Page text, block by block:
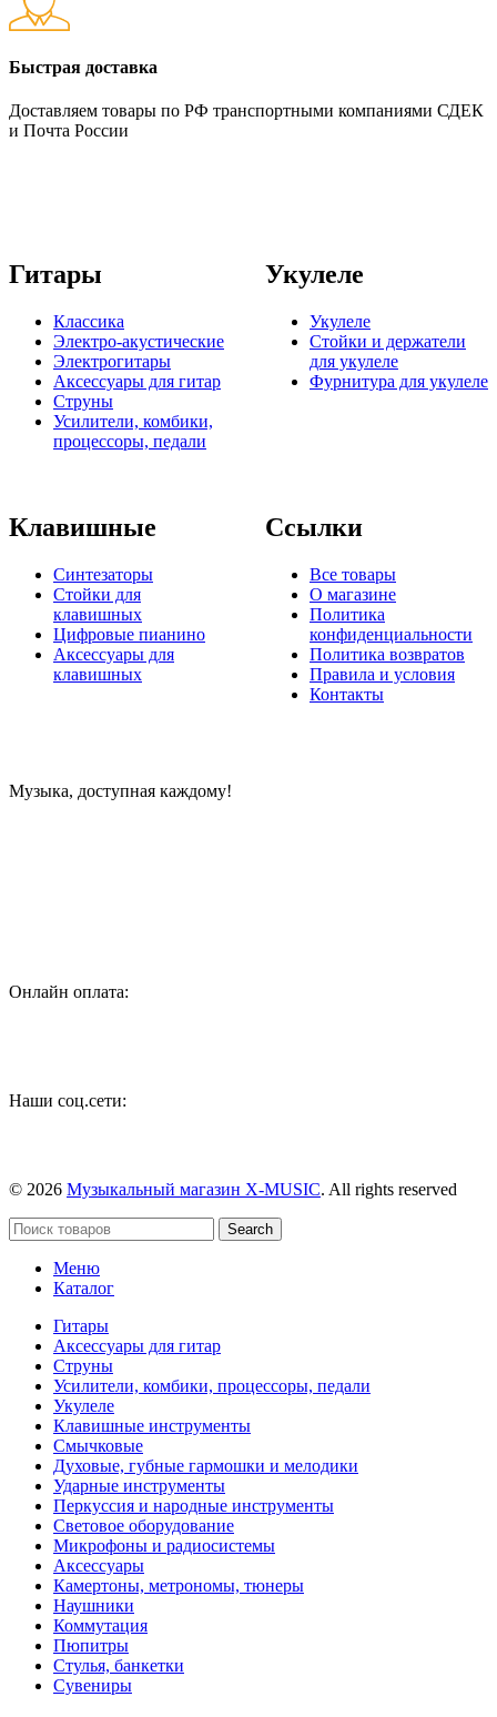
Быстрая доставка
Доставляем товары по РФ транспортными компаниями СДЕК
и Почта России
Гитары
Классика
Электро-акустические
Электрогитары
Аксессуары для гитар
Струны
Усилители, комбики,
процессоры, педали
Укулеле
Укулеле
Стойки и держатели
для укулеле
Фурнитура для укулеле
Клавишные
Синтезаторы
Стойки для
клавишных
Цифровые пианино
Аксессуары для
клавишных
Ссылки
Все товары
О магазине
Политика
конфиденциальности
Политика возвратов
Правила и условия
Контакты
Музыка, доступная каждому!
Онлайн оплата:
Наши соц.сети:
© 2026 Музыкальный магазин X-MUSIC. All rights reserved
Search
Меню
Каталог
Гитары
Аксессуары для гитар
Струны
Усилители, комбики, процессоры, педали
Укулеле
Клавишные инструменты
Смычковые
Духовые, губные гармошки и мелодики
Ударные инструменты
Перкуссия и народные инструменты
Световое оборудование
Микрофоны и радиосистемы
Аксессуары
Камертоны, метрономы, тюнеры
Наушники
Коммутация
Пюпитры
Стулья, банкетки
Сувениры